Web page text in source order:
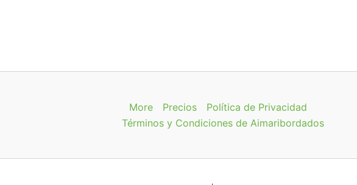
More Precios
Política de Privacidad
Términos y Condiciones de Aimaribordados